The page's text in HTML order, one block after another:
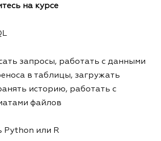
на курсе
запросы, работать с данными
в таблицы, загружать
историю, работать с
файлов
Python или R